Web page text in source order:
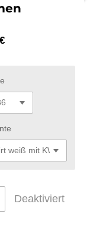
Deaktiviert